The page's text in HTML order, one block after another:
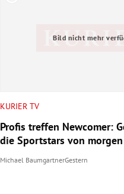
Bild nicht mehr
KURIER TV
Profis treffen Newcomer:
die Sportstars von morgen
Michael BaumgartnerGestern